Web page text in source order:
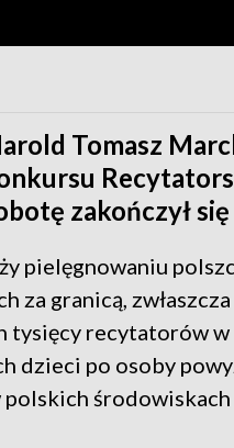
Tomasz
zakończył
pielęgnowaniu
za granicą,
tysięcy recytatorów
dzieci po osoby
środowiskach